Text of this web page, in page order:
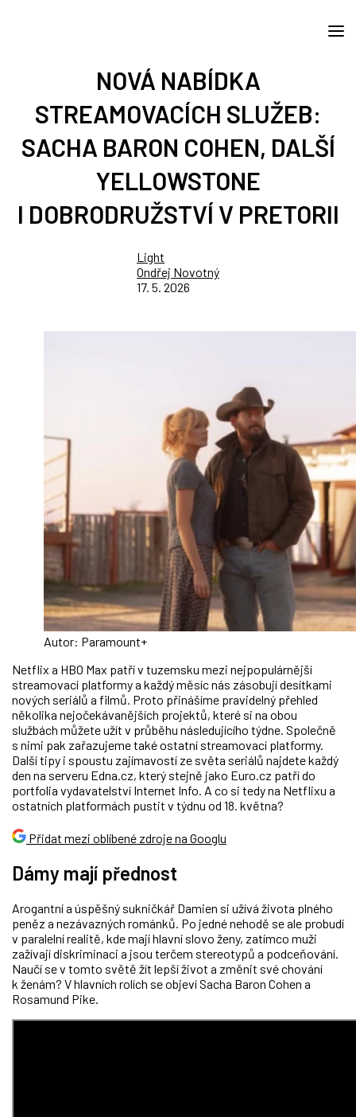
NOVÁ NABÍDKA
STREAMOVACÍCH SLUŽEB:
SACHA BARON COHEN, DALŠÍ
YELLOWSTONE
I DOBRODRUŽSTVÍ V PRETORII
Light
Ondřej Novotný
17. 5. 2026
Autor: Paramount+
Netflix a HBO Max patří v tuzemsku mezi nejpopulárnější
streamovací platformy a každý měsíc nás zásobují desítkami
nových seriálů a filmů. Proto přinášíme pravidelný přehled
několika nejočekávanějších projektů, které si na obou
službách můžete užít v průběhu následujícího týdne. Společně
s nimi pak zařazujeme také ostatní streamovací platformy.
Další tipy i spoustu zajímavostí ze světa seriálů najdete každý
den na serveru Edna.cz, který stejně jako Euro.cz patří do
portfolia vydavatelství Internet Info. A co si tedy na Netflixu a
ostatních platformách pustit v týdnu od 18. května?
Přidat mezi oblíbené zdroje na Googlu
Dámy mají přednost
Arogantní a úspěšný sukničkář Damien si užívá života plného
peněz a nezávazných románků. Po jedné nehodě se ale probudí
v paralelní realitě, kde mají hlavní slovo ženy, zatímco muži
zažívají diskriminaci a jsou terčem stereotypů a podceňování.
Naučí se v tomto světě žít lepší život a změnit své chování
k ženám? V hlavních rolích se objeví Sacha Baron Cohen a
Rosamund Pike.